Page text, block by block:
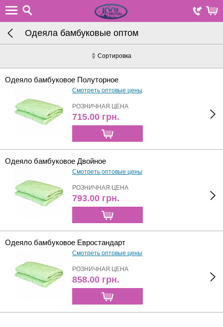
Одеяла бамбуковые оптом
Сортировка
Одеяло бамбуковое Полуторное
Смотреть оптовые цены
РОЗНИЧНАЯ ЦЕНА
715.00 грн.
Одеяло бамбуковое Двойное
Смотреть оптовые цены
РОЗНИЧНАЯ ЦЕНА
793.00 грн.
Одеяло бамбуковое Евростандарт
Смотреть оптовые цены
РОЗНИЧНАЯ ЦЕНА
858.00 грн.